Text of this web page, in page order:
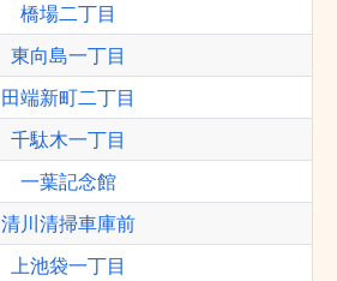
橋場二丁目
東向島一丁目
田端新町二丁目
千駄木一丁目
一葉記念館
清川清掃車庫前
上池袋一丁目